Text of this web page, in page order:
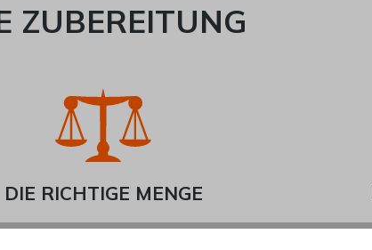
ZUBEREITUNG
DIE RICHTIGE MENGE